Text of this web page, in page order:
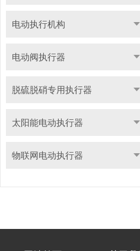
电动执行机构
电动阀执行器
脱硫脱硝专用执行器
太阳能电动执行器
物联网电动执行器